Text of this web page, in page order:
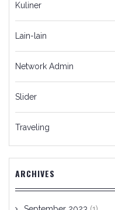
Kuliner
Lain-lain
Network Admin
Slider
Traveling
ARCHIVES